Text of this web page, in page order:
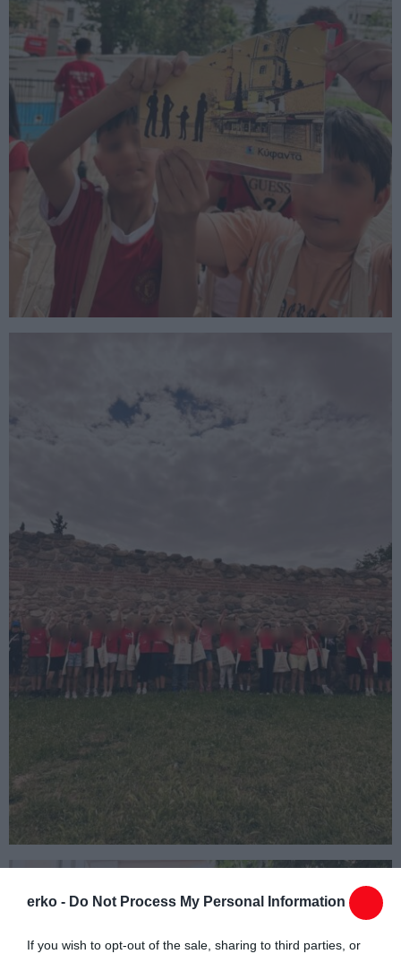
erko - Do Not Process My Personal Information
If you wish to opt-out of the sale, sharing to third parties, or